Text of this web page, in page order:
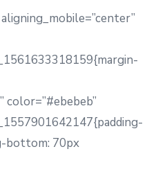
color=”#ebebeb”
bottom: 70px